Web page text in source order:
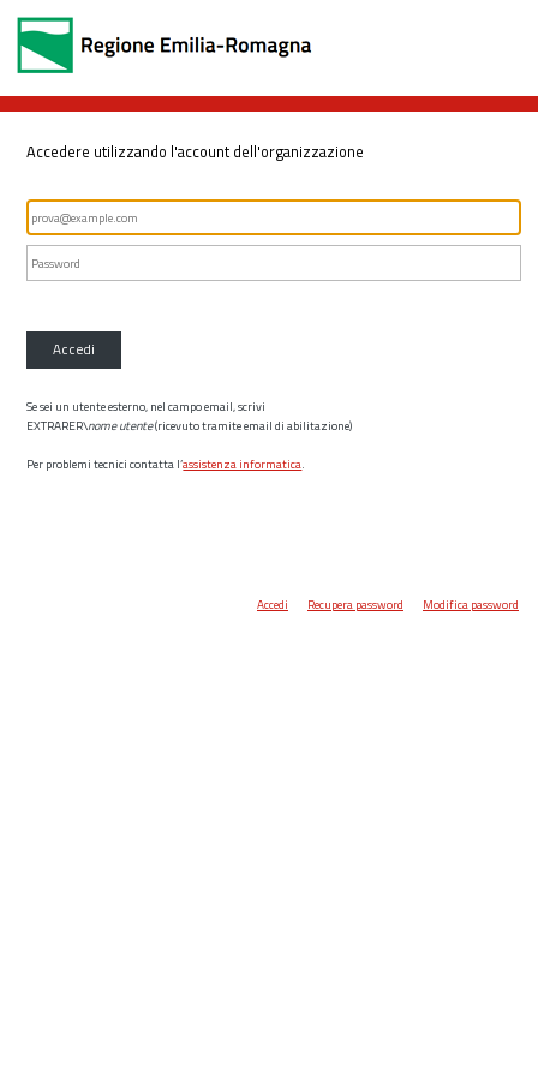
Accedere utilizzando l'account dell'organizzazione
Accedi
Se sei un utente esterno, nel campo email, scrivi
EXTRARER\nome utente(ricevuto tramite email di abilitazione)
Per problemi tecnici contatta l’assistenza informatica.
Accedi Recupera password Modifica password